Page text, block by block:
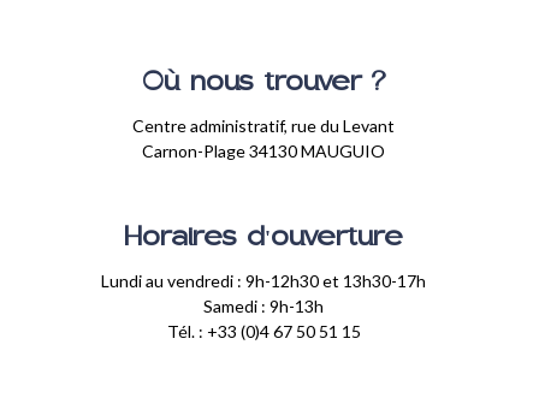
Où nous trouver ?
Centre administratif, rue du Levant
Carnon-Plage 34130 MAUGUIO
Horaires d'ouverture
Lundi au vendredi : 9h-12h30 et 13h30-17h
Samedi : 9h-13h
Tél. : +33 (0)4 67 50 51 15